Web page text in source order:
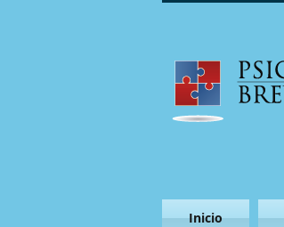
Inicio